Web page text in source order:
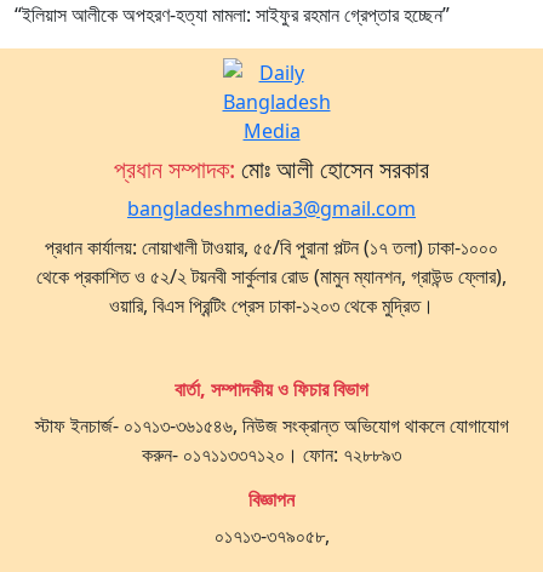
“ইলিয়াস আলীকে অপহরণ-হত্যা মামলা: সাইফুর রহমান গ্রেপ্তার হচ্ছেন”
প্রধান সম্পাদক: মোঃ আলী হোসেন সরকার
bangladeshmedia3@gmail.com
প্রধান কার্যালয়: নোয়াখালী টাওয়ার, ৫৫/বি পুরানা পল্টন (১৭ তলা) ঢাকা-১০০০
থেকে প্রকাশিত ও ৫২/২ টয়নবী সার্কুলার রোড (মামুন ম্যানশন, গ্রাউন্ড ফ্লোর),
ওয়ারি, বিএস প্রিন্টিং প্রেস ঢাকা-১২০৩ থেকে মুদ্রিত।
বার্তা, সম্পাদকীয় ও ফিচার বিভাগ
স্টাফ ইনচার্জ- ০১৭১৩-৩৬১৫৪৬, নিউজ সংক্রান্ত অভিযোগ থাকলে যোগাযোগ
করুন- ০১৭১১৩৩৭১২০। ফোন: ৭২৮৮৯৩
বিজ্ঞাপন
০১৭১৩-৩৭৯০৫৮,